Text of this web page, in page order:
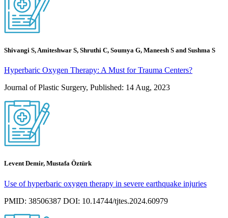
Shivangi S, Amiteshwar S, Shruthi C, Soumya G, Maneesh S and Sushma S
Hyperbaric Oxygen Therapy: A Must for Trauma Centers?
Journal of Plastic Surgery, Published: 14 Aug, 2023
Levent Demir, Mustafa Öztürk
Use of hyperbaric oxygen therapy in severe earthquake injuries
PMID: 38506387 DOI: 10.14744/tjtes.2024.60979